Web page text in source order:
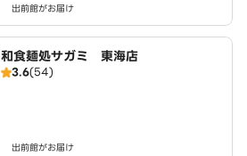
出前館がお届け
和食麺処サガミ 東海店
3.6(54)
出前館がお届け